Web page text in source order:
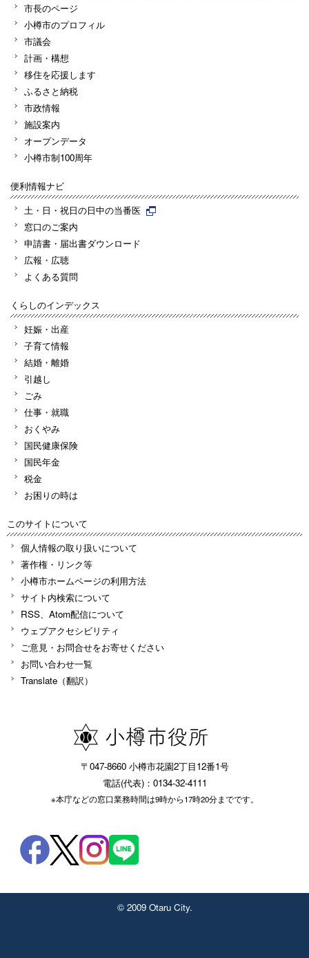
市長のページ
小樽市のプロフィル
市議会
計画・構想
移住を応援します
ふるさと納税
市政情報
施設案内
オープンデータ
小樽市制100周年
便利情報ナビ
土・日・祝日の日中の当番医
窓口のご案内
申請書・届出書ダウンロード
広報・広聴
よくある質問
くらしのインデックス
妊娠・出産
子育て情報
結婚・離婚
引越し
ごみ
仕事・就職
おくやみ
国民健康保険
国民年金
税金
お困りの時は
このサイトについて
個人情報の取り扱いについて
著作権・リンク等
小樽市ホームページの利用方法
サイト内検索について
RSS、Atom配信について
ウェブアクセシビリティ
ご意見・お問合せをお寄せください
お問い合わせ一覧
Translate（翻訳）
〒047-8660 小樽市花園2丁目12番1号
電話(代表)：0134-32-4111
※本庁などの窓口業務時間は9時から17時20分までです。
© 2009 Otaru City.